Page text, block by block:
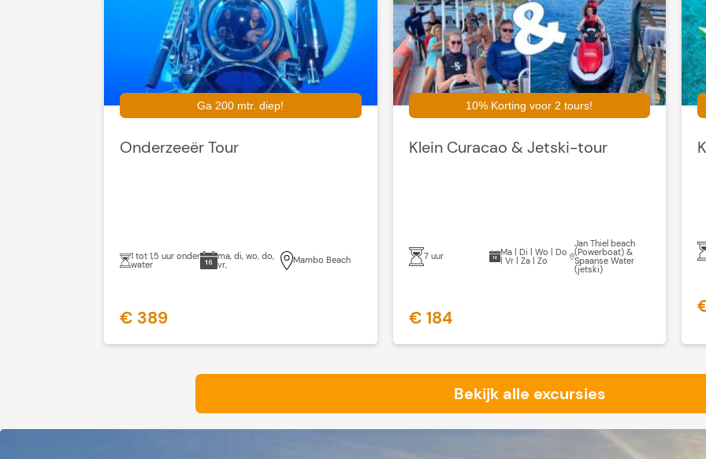
Ga 200 mtr. diep!
Onderzeeër Tour
1 tot 1,5 uur onder
water
ma, di, wo, do,
vr, Mambo Beach
€ 389
10% Korting voor 2 tours!
Klein Curacao & Jetski-tour
7 uur Ma | Di | Wo | Do
| Vr | Za | Zo
Jan Thiel beach
(Powerboat) &
Spaanse Water
(jetski)
€ 184
Bekijk alle excursies